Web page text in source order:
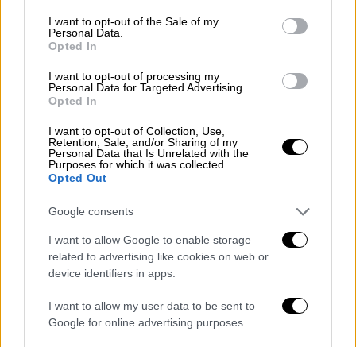
consent section.
I want to opt-out of the Sale of my
Personal Data.
Opted In
I want to opt-out of processing my
Personal Data for Targeted Advertising.
Opted In
I want to opt-out of Collection, Use,
Retention, Sale, and/or Sharing of my
Personal Data that Is Unrelated with the
Purposes for which it was collected.
Opted Out
Google consents
I want to allow Google to enable storage
related to advertising like cookies on web or
device identifiers in apps.
I want to allow my user data to be sent to
Google for online advertising purposes.
Κόσμος|17.07.2024 18:24
επιβραδύνει τη γήρανση των ζώων: Θα
είναι το ελιξίριο της ζωής για τους
ανθρώπους;
Αισιόδοξα τα αποτελέσματα από το
φάρμακο «Supermodel granny»